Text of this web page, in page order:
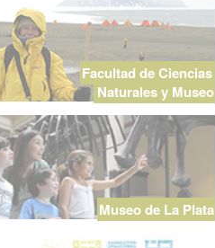
Facultad de Ciencias
Naturales y Museo
Museo de La Plata